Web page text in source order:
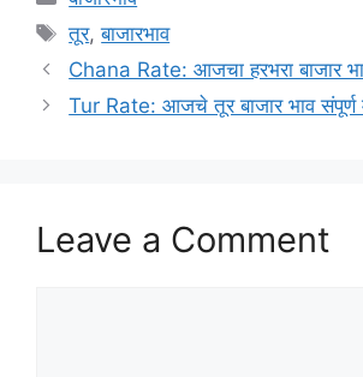
Tags
तूर,बाजारभाव
Chana Rate: आजचा हरभरा बाजार
Tur Rate: आजचे तूर बाजार भाव संपूर्ण
Leave a Comment